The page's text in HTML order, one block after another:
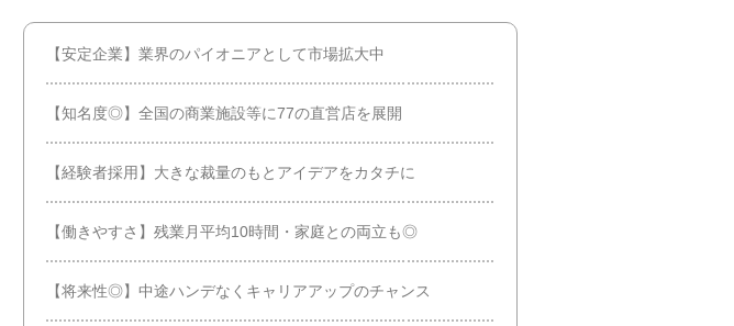
【安定企業】業界のパイオニアとして市場拡大中
【知名度◎】全国の商業施設等に77の直営店を展開
【経験者採用】大きな裁量のもとアイデアをカタチに
【働きやすさ】残業月平均10時間・家庭との両立も◎
【将来性◎】中途ハンデなくキャリアアップのチャンス